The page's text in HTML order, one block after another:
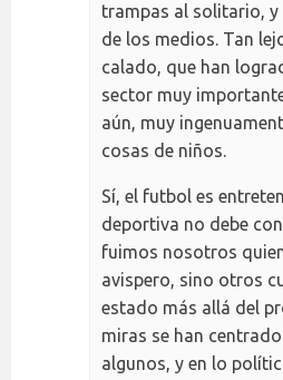
trampas al solitario,
de los medios. Tan
calado, que han
sector muy
aún, muy
cosas de niños.
Sí, el futbol es
deportiva no debe
fuimos nosotros
avispero, sino otros
estado más allá del
miras se han
algunos, y en lo